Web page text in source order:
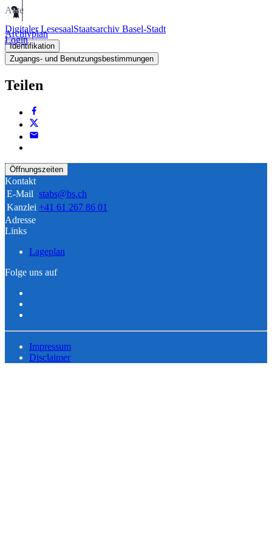
Digitaler LesesaalStaatsarchiv Basel-Stadt
Login
Akte
Archivplan
Identifikation
Zugangs- und Benutzungsbestimmungen
Teilen
Öffnungszeiten
Kontakt
E-Mail stabs@bs.ch
Kanzlei +41 61 267 86 01
Adresse
Links
Lageplan
Folge uns auf
Impressum
Disclaimer